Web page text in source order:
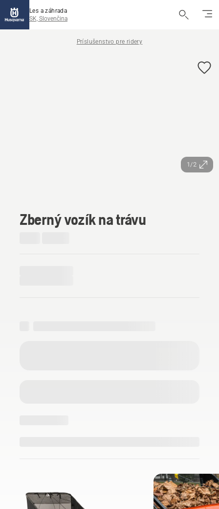
Les a záhrada
SK, Slovenčina
Príslušenstvo pre ridery
1/2
Zberný vozík na trávu